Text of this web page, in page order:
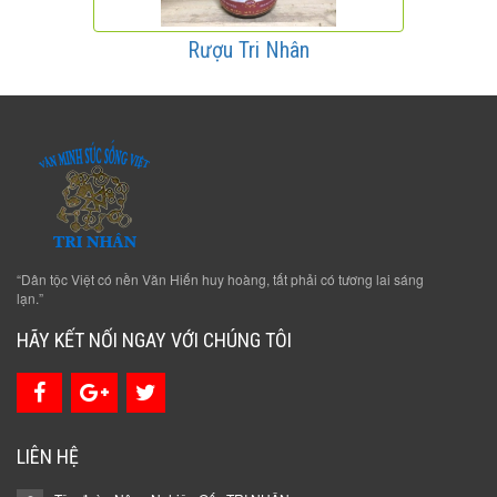
Rượu Tri Nhân
“Dân tộc Việt có nền Văn Hiến huy hoàng, tất phải có tương lai sáng
lạn.”
HÃY KẾT NỐI NGAY VỚI CHÚNG TÔI
LIÊN HỆ